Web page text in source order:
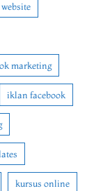
marketing
iklan facebook
kursus online